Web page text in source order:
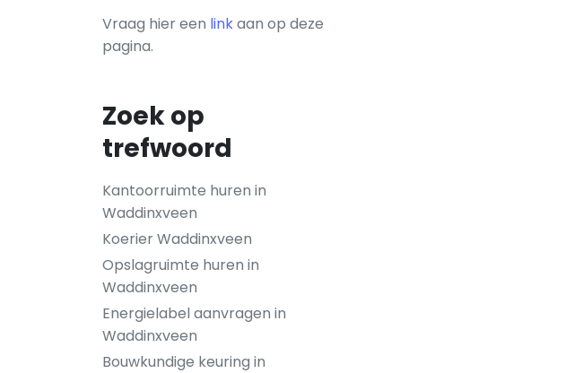
Vraag hier een linkaan op deze
pagina.
Zoek op
trefwoord
Kantoorruimte huren in
Waddinxveen
Koerier Waddinxveen
Opslagruimte huren in
Waddinxveen
Energielabel aanvragen in
Waddinxveen
Bouwkundige keuring in